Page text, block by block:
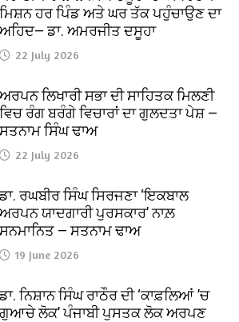
ਮਿਸ਼ਨ ਹਰ ਪਿੰਡ ਅਤੇ ਘਰ ਤੱਕ ਪਹੁੰਚਾਉਣ ਦਾ
ਅਹਿਦ— ਡਾ. ਅਮਰਜੀਤ ਦਸੂਹਾ
22 July 2026
ਅਰਪਨ ਲਿਖਾਰੀ ਸਭਾ ਦੀ ਸਾਹਿਤਕ ਮਿਲਣੀ
ਵਿਚ ਰੰਗ ਬਰੰਗੇ ਵਿਚਾਰਾਂ ਦਾ ਗੁਲਦਤਾ ਪੇਸ਼ —
ਸਤਨਾਮ ਸਿੰਘ ਢਾਅ
22 July 2026
ਡਾ. ਰਘਬੀਰ ਸਿੰਘ ਸਿਰਜਣਾ ‘ਇਕਬਾਲ
ਅਰਪਨ ਯਾਦਗਾਰੀ ਪੁਰਸਕਾਰ’ ਨਾਲ਼
ਸਨਮਾਨਿਤ — ਸਤਨਾਮ ਢਾਅ
19 June 2026
ਡਾ. ਨਿਸ਼ਾਨ ਸਿੰਘ ਰਾਠੌਰ ਦੀ ‘ਕਾਫ਼ਲਿਆਂ ’ਚ
ਗੁਆਚੇ ਲੋਕ’ ਪੰਜਾਬੀ ਪੁਸਤਕ ਲੋਕ ਅਰਪਣ